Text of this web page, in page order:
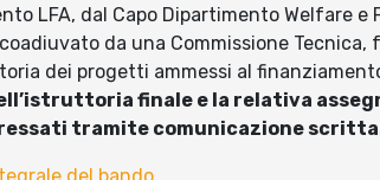
LFA, dal Capo Dipartimento Welfare
da una Commissione
dei progetti ammessi al
finale e la relativa
tramite comunicazione